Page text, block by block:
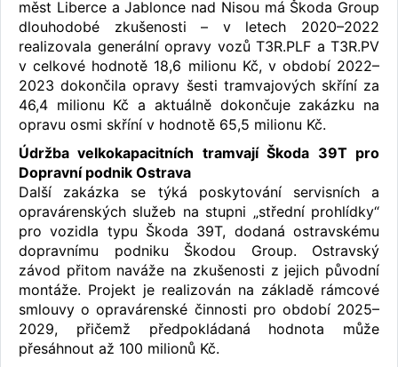
měst Liberce a Jablonce nad Nisou má Škoda Group
dlouhodobé zkušenosti – v letech 2020–2022
realizovala generální opravy vozů T3R.PLF a T3R.PV
v celkové hodnotě 18,6 milionu Kč, v období 2022–
2023 dokončila opravy šesti tramvajových skříní za
46,4 milionu Kč a aktuálně dokončuje zakázku na
opravu osmi skříní v hodnotě 65,5 milionu Kč.
Údržba velkokapacitních tramvají Škoda 39T pro
Dopravní podnik Ostrava
Další zakázka se týká poskytování servisních a
opravárenských služeb na stupni „střední prohlídky“
pro vozidla typu Škoda 39T, dodaná ostravskému
dopravnímu podniku Škodou Group. Ostravský
závod přitom naváže na zkušenosti z jejich původní
montáže. Projekt je realizován na základě rámcové
smlouvy o opravárenské činnosti pro období 2025–
2029, přičemž předpokládaná hodnota může
přesáhnout až 100 milionů Kč.